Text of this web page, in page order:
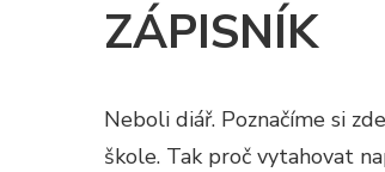
ZÁPISNÍK
Neboli diář. Poznačíme si
škole. Tak proč vytahovat